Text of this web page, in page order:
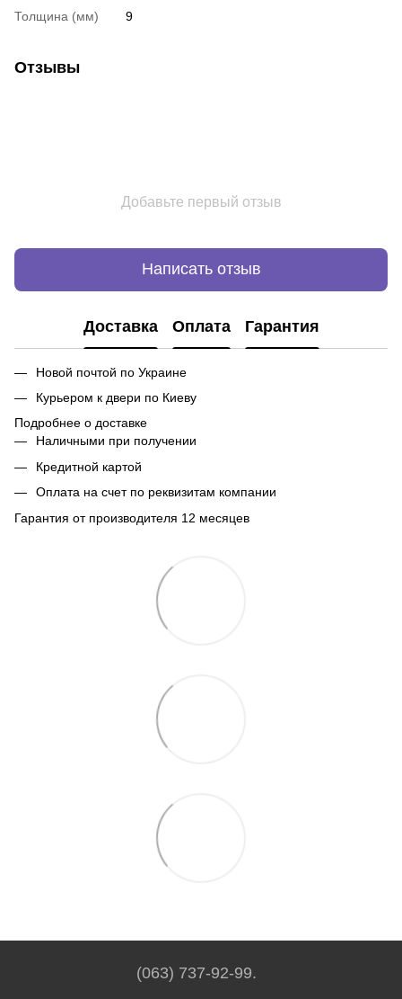
Толщина (мм)
9
Отзывы
Добавьте первый отзыв
Написать отзыв
Доставка Оплата Гарантия
Новой почтой по Украине
Курьером к двери по Киеву
Подробнее о доставке
Наличными при получении
Кредитной картой
Оплата на счет по реквизитам компании
Гарантия от производителя 12 месяцев
(063) 737-92-99.